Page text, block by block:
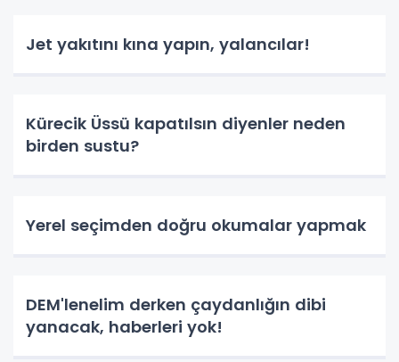
Jet yakıtını kına yapın, yalancılar!
Kürecik Üssü kapatılsın diyenler neden
birden sustu?
Yerel seçimden doğru okumalar yapmak
DEM'lenelim derken çaydanlığın dibi
yanacak, haberleri yok!